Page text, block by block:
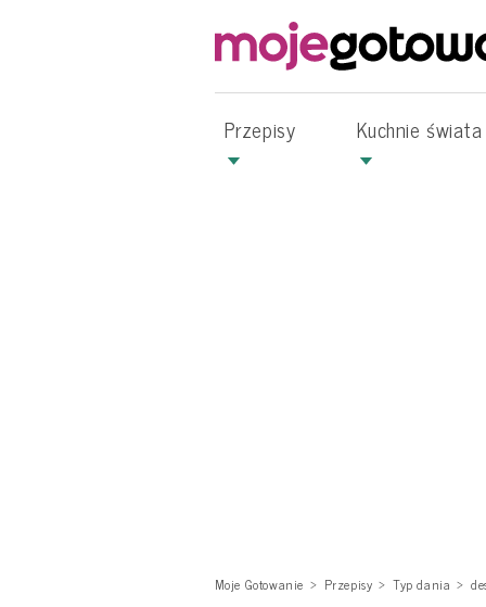
Przepisy Kuchnie świata
Moje Gotowanie Przepisy Typ dania